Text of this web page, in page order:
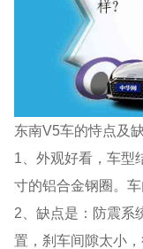
东南V5车的恃点及
1、外观好看，车型
寸的铝合金钢圈。车
2、缺点是：防震系
置，刹车间隙太小